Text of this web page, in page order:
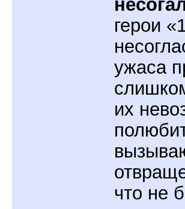
герои
ужаса
их
что не